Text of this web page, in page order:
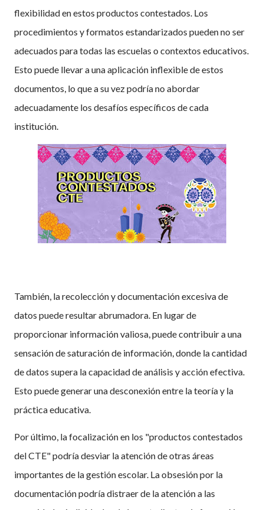
flexibilidad en estos productos contestados. Los
procedimientos y formatos estandarizados pueden no ser
adecuados para todas las escuelas o contextos educativos.
Esto puede llevar a una aplicación inflexible de estos
documentos, lo que a su vez podría no abordar
adecuadamente los desafíos específicos de cada
institución.
También, la recolección y documentación excesiva de
datos puede resultar abrumadora. En lugar de
proporcionar información valiosa, puede contribuir a una
sensación de saturación de información, donde la cantidad
de datos supera la capacidad de análisis y acción efectiva.
Esto puede generar una desconexión entre la teoría y la
práctica educativa.
Por último, la focalización en los "productos contestados
del CTE" podría desviar la atención de otras áreas
importantes de la gestión escolar. La obsesión por la
documentación podría distraer de la atención a las